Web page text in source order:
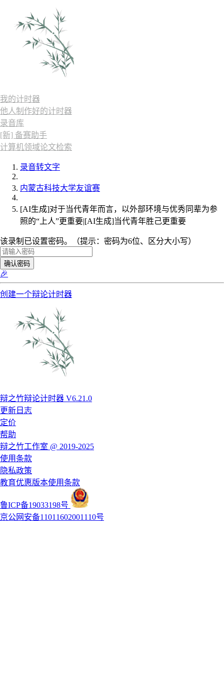
我的计时器
他人制作好的计时器
录音库
[新] 备赛助手
计算机领域论文检索
录音转文字
内蒙古科技大学友谊赛
[AI生成]对于当代青年而言，以外部环境与优秀同辈为参
照的“上人”更重要|[AI生成]当代青年胜己更重要
该录制已设置密码。（提示：密码为6位、区分大小写）
确认密码
🎉
创建一个辩论计时器
辩之竹辩论计时器 V6.21.0
更新日志
定价
帮助
辩之竹工作室 @ 2019-2025
使用条款
隐私政策
教育优惠版本使用条款
鲁ICP备19033198号
京公网安备11011602001110号